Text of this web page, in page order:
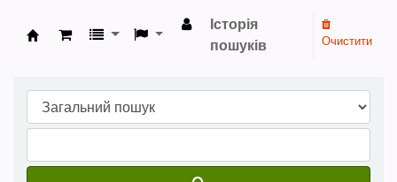
Бібліотека НТШ › Електронний каталог
Історія
пошуків
Очистити